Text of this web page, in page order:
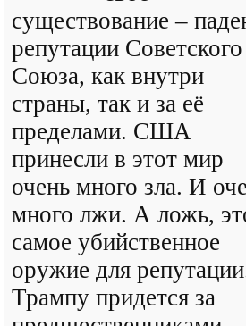
существование –
репутации Советского
Союза, как внутри
страны, так и за её
пределами. США
принесли в этот мир
очень много зла. И
много лжи. А ложь,
самое убийственное
оружие для
Трампу придется за